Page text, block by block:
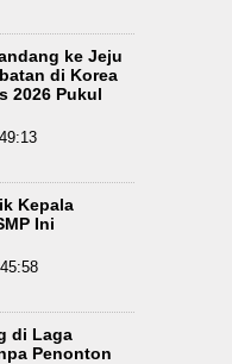
ke Jeju
di Korea
2026 Pukul
Kepala
Ini
di Laga
Penonton